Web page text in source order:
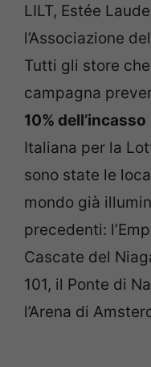
LILT, Estée
l’Associazione
Tutti gli store
campagna
10% dell’incasso
Italiana per la
sono state le
mondo già
precedenti:
Cascate del
101, il Ponte di
l’Arena di